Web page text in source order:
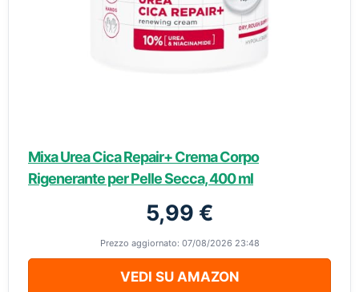
Mixa Urea Cica Repair+ Crema Corpo
Rigenerante per Pelle Secca, 400 ml
5,99 €
Prezzo aggiornato: 07/08/2026 23:48
VEDI SU AMAZON